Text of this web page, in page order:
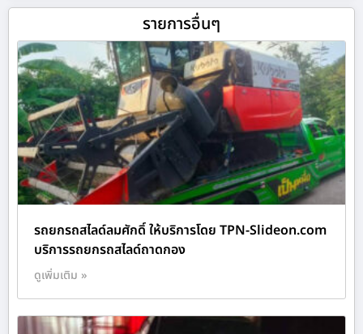
รายการอื่นๆ
รถยกรถสไลด์ลมศักดิ์ ให้บริการโดย TPN-Slideon.com
บริการรถยกรถสไลด์ถาดกอง
ดูเพิ่มเติม »